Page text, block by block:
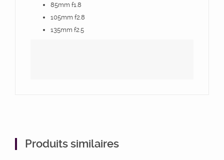
85mm f1.8
105mm f2.8
135mm f2.5
Produits similaires